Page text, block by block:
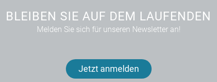
BLEIBEN SIE AUF DEM LAUFENDEN
Melden Sie sich für unseren Newsletter an!
Jetzt anmelden